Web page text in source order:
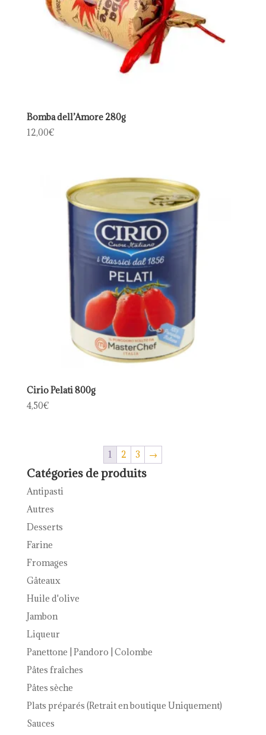
Bomba dell’Amore 280g
12,00€
Cirio Pelati 800g
4,50€
1 2 3 →
Catégories de produits
Antipasti
Autres
Desserts
Farine
Fromages
Gâteaux
Huile d'olive
Jambon
Liqueur
Panettone | Pandoro | Colombe
Pâtes fraîches
Pâtes sèche
Plats préparés (Retrait en boutique Uniquement)
Sauces